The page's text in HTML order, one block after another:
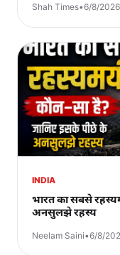
Shah Times•6/8/2026
INDIA
भारत का सबसे
अनसुलझे रहस्य
Neelam Saini•6/8/